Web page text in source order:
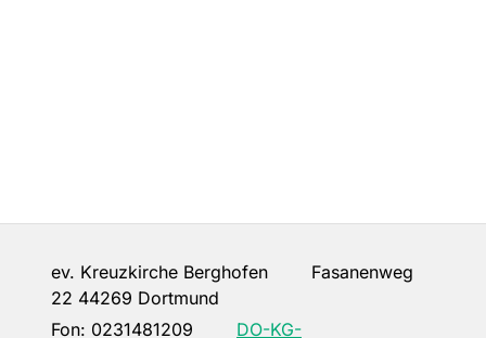
ev. Kreuzkirche Berghofen Fasanenweg
22 44269 Dortmund
Fon: 0231481209 DO-KG-